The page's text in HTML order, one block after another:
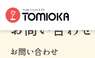
お問い合わせ
お問い合わせ